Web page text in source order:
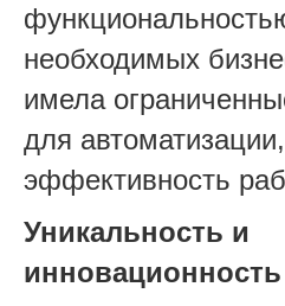
необходимых
имела
для
эффективность
Уникальность и
инновационность